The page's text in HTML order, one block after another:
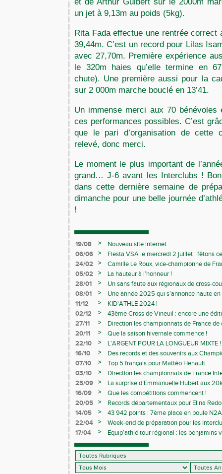
un jet à 9,13m au poids (5kg).
Rita Fada effectue une rentrée correct
39,44m. C’est un record pour Lilas
avec 27,70m. Première expérience
le 320m haies qu’elle termine en
chute). Une première aussi pour la
sur 2 000m marche bouclé en 13’41.
Un immense merci aux 70 bénévoles
ces performances possibles. C’est
que le pari d’organisation de cette
relevé, donc merci.
Le moment le plus important de
grand… J-6 avant les Interclubs !
dans cette dernière semaine de
dimanche pour une belle journée
!
19/08 >
Nouveau site internet
06/06
>
Fiesta VSA le mercredi 2 juillet : fêtons
24/02
>
Camille Le Roux, vice-championne de
05/02
>
La hauteur à l’honneur !
28/01
>
Un sans faute aux régionaux de cross-
08/01
>
Une année 2025 qui s’annonce haute
11/12
>
KID'ATHLE 2024 !
02/12
>
43ème Cross de Vineuil : encore une
27/11
>
Direction les championnats de France de
20/11
>
Que la saison hivernale commence !
22/10
>
L’ARGENT POUR LA LONGUEUR MIXTE !
16/10
>
Des records et des souvenirs aux
Avenirs
07/10 >
Top 5 français pour Mattéo Henault
03/10
>
Direction les championnats de France
25/09
>
La surprise d’Emmanuelle Hubert aux
16/09
>
Que les compétitions commencent !
20/05
>
Records départementaux pour Elina
14/05
>
43 942 points : 7ème place en poule
22/04
>
Week-end de préparation pour les
compétitions
17/04 >
Equip’athlé tour régional : les benjamins